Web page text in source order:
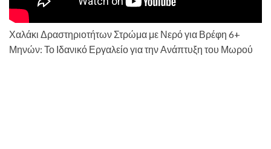
Χαλάκι Δραστηριοτήτων Στρώμα με Νερό για Βρέφη 6+
Μηνών: Το Ιδανικό Εργαλείο για την Ανάπτυξη του Μωρού